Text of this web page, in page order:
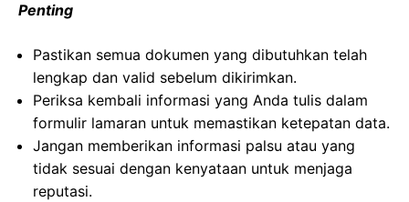
Penting
Pastikan semua dokumen yang dibutuhkan telah
lengkap dan valid sebelum dikirimkan.
Periksa kembali informasi yang Anda tulis dalam
formulir lamaran untuk memastikan ketepatan data.
Jangan memberikan informasi palsu atau yang
tidak sesuai dengan kenyataan untuk menjaga
reputasi.